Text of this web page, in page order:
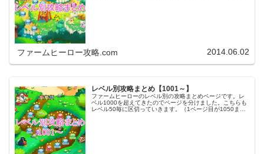
ファームヒーロー攻略.com 2014.06.02
レベル別攻略まとめ【1001～】
ファームヒーローのレベル別の攻略まとめページです。レ
ベル1000を超えてきたのでページを分けました。こちらも
レベル50毎に区切っていきます。（1ページ目が1050ま